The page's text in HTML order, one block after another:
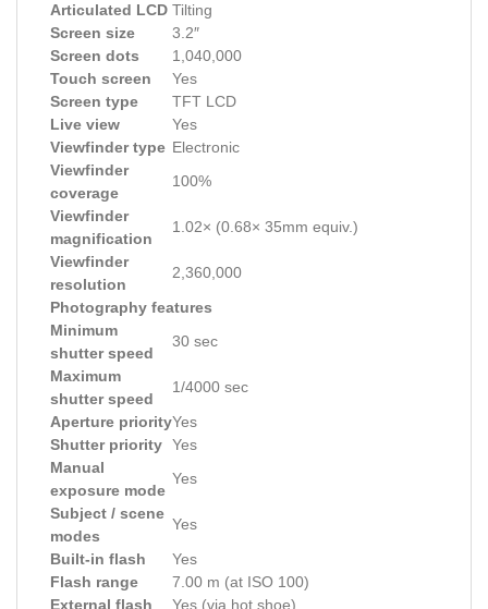
Articulated LCD Tilting
Screen size
3.2″
Screen dots
1,040,000
Touch screen
Yes
Screen type
TFT LCD
Live view
Yes
Viewfinder type Electronic
Viewfinder
coverage
100%
Viewfinder
magnification
1.02× (0.68× 35mm equiv.)
Viewfinder
resolution
2,360,000
Photography features
Minimum
shutter speed
30 sec
Maximum
shutter speed
1/4000 sec
Aperture priorityYes
Shutter priority Yes
Manual
exposure mode
Yes
Subject / scene
modes
Yes
Built-in flash
Yes
Flash range
7.00 m (at ISO 100)
External flash
Yes (via hot shoe)